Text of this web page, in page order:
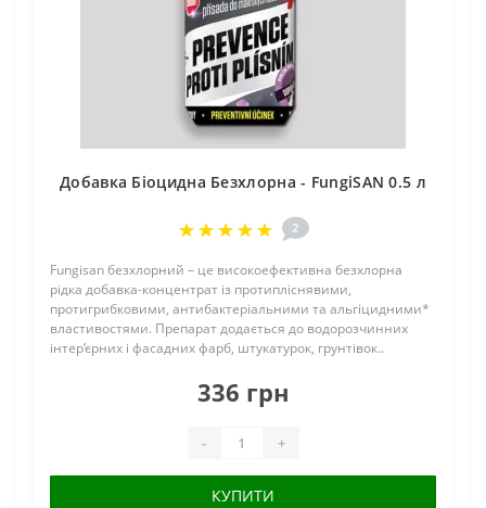
Добавка Біоцидна Безхлорна - FungiSAN 0.5 л
2
Fungisan безхлорний – це високоефективна безхлорна
рідка добавка-концентрат із протипліснявими,
протигрибковими, антибактеріальними та альгіцидними*
властивостями. Препарат додається до водорозчинних
інтер’єрних і фасадних фарб, штукатурок, грунтівок..
336 грн
- +
КУПИТИ